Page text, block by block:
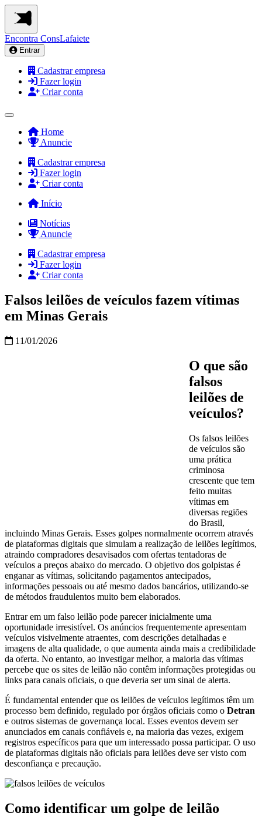
Encontra ConsLafaiete
Entrar
Cadastrar empresa
Fazer login
Criar conta
Home
Anuncie
Cadastrar empresa
Fazer login
Criar conta
Início
Notícias
Anuncie
Cadastrar empresa
Fazer login
Criar conta
Falsos leilões de veículos fazem vítimas
em Minas Gerais
11/01/2026
O que são
falsos
leilões de
veículos?
Os falsos leilões
de veículos são
uma prática
criminosa
crescente que tem
feito muitas
vítimas em
diversas regiões
do Brasil,
incluindo Minas Gerais. Esses golpes normalmente ocorrem através
de plataformas digitais que simulam a realização de leilões legítimos,
atraindo compradores desavisados com ofertas tentadoras de
veículos a preços abaixo do mercado. O objetivo dos golpistas é
enganar as vítimas, solicitando pagamentos antecipados,
informações pessoais ou até mesmo dados bancários, utilizando-se
de métodos fraudulentos muito bem elaborados.
Entrar em um falso leilão pode parecer inicialmente uma
oportunidade irresistível. Os anúncios frequentemente apresentam
veículos visivelmente atraentes, com descrições detalhadas e
imagens de alta qualidade, o que aumenta ainda mais a credibilidade
da oferta. No entanto, ao investigar melhor, a maioria das vítimas
percebe que os sites de leilão não contêm informações protegidas ou
links para canais oficiais, o que deveria ser um sinal de alerta.
É fundamental entender que os leilões de veículos legítimos têm um
processo bem definido, regulado por órgãos oficiais como o Detran
e outros sistemas de governança local. Esses eventos devem ser
anunciados em canais confiáveis e, na maioria das vezes, exigem
registros específicos para que um interessado possa participar. O uso
de plataformas digitais não oficiais para leilões deve ser visto com
desconfiança e precaução.
Como identificar um golpe de leilão